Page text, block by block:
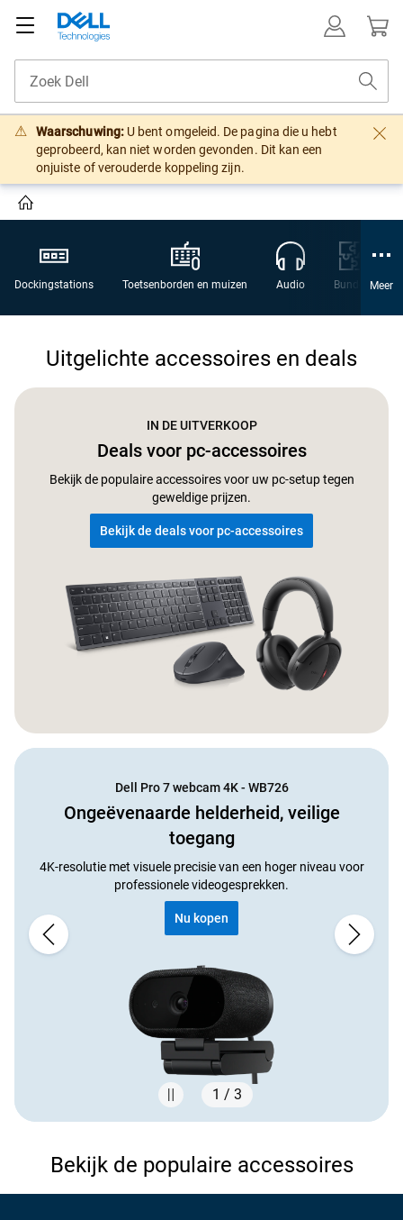
Waarschuwing:U bent omgeleid. De pagina die u hebt
geprobeerd, kan niet worden gevonden. Dit kan een
onjuiste of verouderde koppeling zijn.
Dockingstations Toetsenborden en muizen Audio BundelsMeer
Uitgelichte accessoires en deals
IN DE UITVERKOOP
Deals voor pc-accessoires
Bekijk de populaire accessoires voor uw pc-setup tegen
geweldige prijzen.
Bekijk de deals voor pc-accessoires
Dell Pro 7 webcam 4K - WB726
Ongeëvenaarde helderheid, veilige
toegang
4K-resolutie met visuele precisie van een hoger niveau voor
professionele videogesprekken.
Nu kopen
1 / 3
Bekijk de populaire accessoires